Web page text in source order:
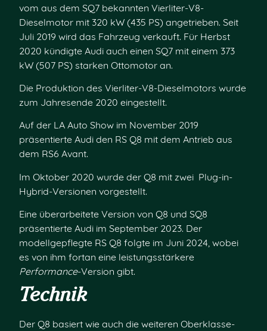
vom aus dem SQ7 bekannten Vierliter-V8-
Dieselmotor mit 320 kW (435 PS) angetrieben. Seit
Juli 2019 wird das Fahrzeug verkauft. Für Herbst
2020 kündigte Audi auch einen SQ7 mit einem 373
kW (507 PS) starken Ottomotor an.
Die Produktion des Vierliter-V8-Dieselmotors wurde
zum Jahresende 2020 eingestellt.
Auf der LA Auto Show im November 2019
präsentierte Audi den RS Q8 mit dem Antrieb aus
dem RS6 Avant.
Im Oktober 2020 wurde der Q8 mit zwei Plug-in-
Hybrid-Versionen vorgestellt.
Eine überarbeitete Version von Q8 und SQ8
präsentierte Audi im September 2023. Der
modellgepflegte RS Q8 folgte im Juni 2024, wobei
es von ihm fortan eine leistungsstärkere
Performance-Version gibt.
Technik
Der Q8 basiert wie auch die weiteren Oberklasse-